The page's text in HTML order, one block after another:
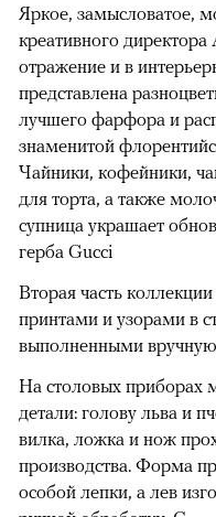
Яркое, замысловатое,
креативного
отражение и в
представлена
лучшего фарфора и
знаменитой
Чайники, кофейники,
для торта, а также
супница украшает
герба Gucci
Вторая часть
принтами и узорами в
выполненными
На столовых приборах
детали: голову льва и
вилка, ложка и нож
производства. Форма
особой лепки, а лев